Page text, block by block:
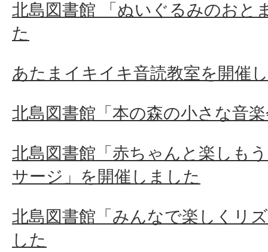
北島図書館 「ぬいぐるみのおと
た
あたまイキイキ音読教室を開催
北島図書館「本の森の小さな音
北島図書館「赤ちゃんと楽しも
サージ」を開催しました
北島図書館「みんなで楽しくリ
した